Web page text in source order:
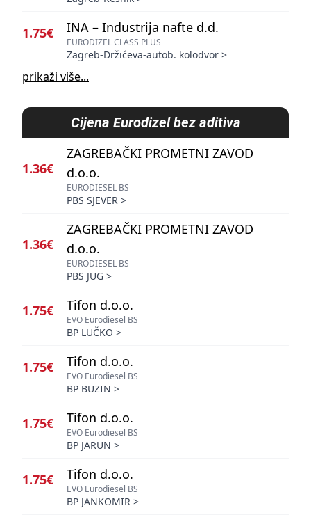
1.75€ INA – Industrija nafte d.d.
EURODIZEL CLASS PLUS
Zagreb-Držićeva-autob. kolodvor >
prikaži više...
Cijena Eurodizel bez aditiva
1.36€
ZAGREBAČKI PROMETNI ZAVOD
d.o.o.
EURODIESEL BS
PBS SJEVER >
1.36€
ZAGREBAČKI PROMETNI ZAVOD
d.o.o.
EURODIESEL BS
PBS JUG >
1.75€ Tifon d.o.o.
EVO Eurodiesel BS
BP LUČKO >
1.75€ Tifon d.o.o.
EVO Eurodiesel BS
BP BUZIN >
1.75€ Tifon d.o.o.
EVO Eurodiesel BS
BP JARUN >
1.75€ Tifon d.o.o.
EVO Eurodiesel BS
BP JANKOMIR >